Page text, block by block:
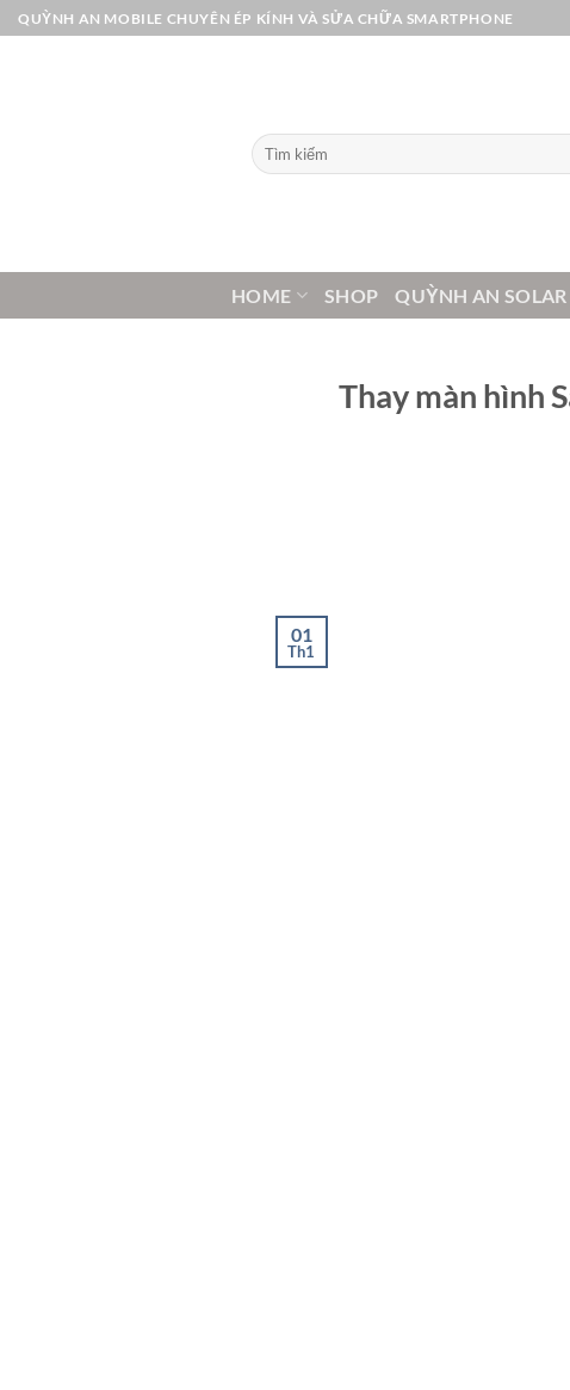
Bỏ
qua
QUỲNH AN MOBILE CHUYÊN ÉP KÍNH VÀ SỬA CHỮA SMARTPHONE
Tìm
kiếm:
HOME SHOP QUỲNH AN SOLAR
Thay màn hình
01
Th1